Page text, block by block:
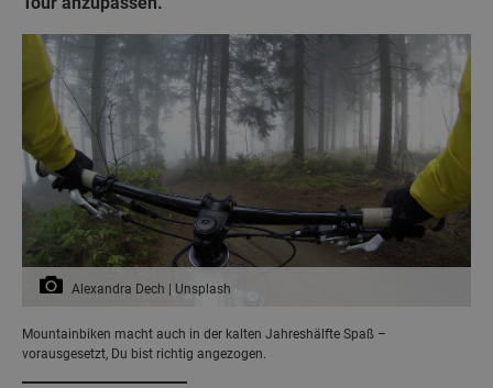
Alexandra Dech | Unsplash
Mountainbiken macht auch in der kalten Jahreshälfte Spaß –
vorausgesetzt, Du bist richtig angezogen.